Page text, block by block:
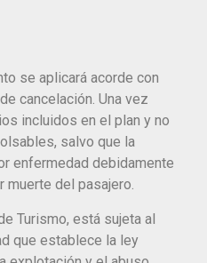
se aplicará acorde con
cancelación. Una vez
incluidos en el plan y no
salvo que la
enfermedad debidamente
muerte del pasajero.
Turismo, está sujeta al
que establece la ley